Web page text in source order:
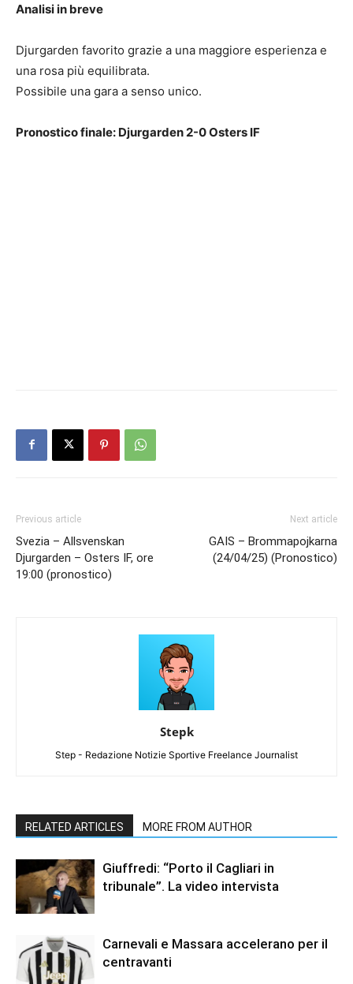
Analisi in breve
Djurgarden favorito grazie a una maggiore esperienza e
una rosa più equilibrata.
Possibile una gara a senso unico.
Pronostico finale: Djurgarden 2-0 Osters IF
Previous article
Svezia – Allsvenskan
Djurgarden – Osters IF, ore
19:00 (pronostico)
Next article
GAIS – Brommapojkarna
(24/04/25) (Pronostico)
Stepk
Step - Redazione Notizie Sportive Freelance Journalist
RELATED ARTICLES MORE FROM AUTHOR
Giuffredi: “Porto il Cagliari in
tribunale”. La video intervista
Carnevali e Massara accelerano per il
centravanti